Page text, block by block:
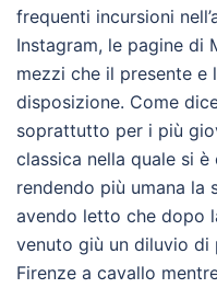
frequenti incursioni
Instagram, le pagine di
mezzi che il presente
disposizione. Come
soprattutto per i più
classica nella quale si
rendendo più umana la
avendo letto che dopo
venuto giù un diluvio di
Firenze a cavallo